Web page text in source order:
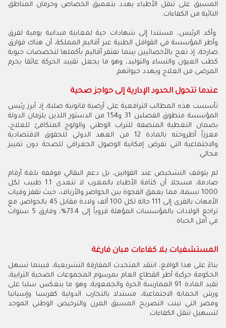
المسبق على تنقل الأطباء يهدد بتعميق الخصاص وحرمان المناطق
النائية من الكفاءات.
وأكد الرئيس، مستندا إلى شهادات حية لمعاينة ميدانية يومية لفرق
وأطر المؤسسة في القوافل الطبية عبر أقاليم المملكة، أن هناك فوارق
صارخة، إذ تعج بالأخصائيين بينما تفتقر أقاليم بأكملها لتخصصات حيوية
كطب العيون والنساء والتوليد، وهو ما يجعل تقييد الحركة عائقا يحرم
المرضى من العلاج ويهدد حيواتهم.
عندما تتحول الحدود الإدارية إلى حواجز صحية
تأسست هذه المطالب الترافعية على أرضية قانونية صلبة، إذ أبرز رئيس
المؤسسة منطوق الفصلين 31 و154 من الدستور اللذين يلزمان الدولة
بضمان التغطية المنصفة للتراب الوطني والولوج المتكافئ للعلاج،
معززاً أطروحته بالمادة 12 من العهد الدولي للحقوق الاقتصادية
والاجتماعية التي تفرض إمكانية الوصول الجغرافي للصحة دون تمييز
مجالي.
لم يتوقف التشخيص عند القوانين، بل دعم البقالي موقفه بلغة أرقام
صادمة، مسجلا أن كثافة الأطباء بالمغرب لا تتعدى 1.1 طبيب لكل
1000 نسمة، مما يعمق الفجوة بين الحواضر والأرياف، حيث تقفز وفيات
الأمهات بالقرى إلى 111 حالة لكل 100 ألف ولادة مقابل 45 بالحواضر، مع
تراجع الولادات بالمؤسسات المؤهلة قروياً إلى 73.4%، وفارق 5 سنوات
في أمل الحياة.
المستشفيات بلا كفاءات مبان فارغة
بناءً على هذا الواقع، انتقد المتحدث المفارقة التشريعية، فبينما تسهل
الحكومة حركية أطر القطاع العام بمرسوم المجموعات الصحية الترابية،
تقيد المادة 91 الممارسة الحرة والجمعوية، وهو ما ينعكس سلبا على
ورش الحماية الاجتماعية، مستدلا بالتجارب الدولية كفرنسا وإسبانيا
ومصر التي تبنت التصريح المسبق المرن والترخيص الوطني الموحد
لتسهيل تنقل الكفاءات.